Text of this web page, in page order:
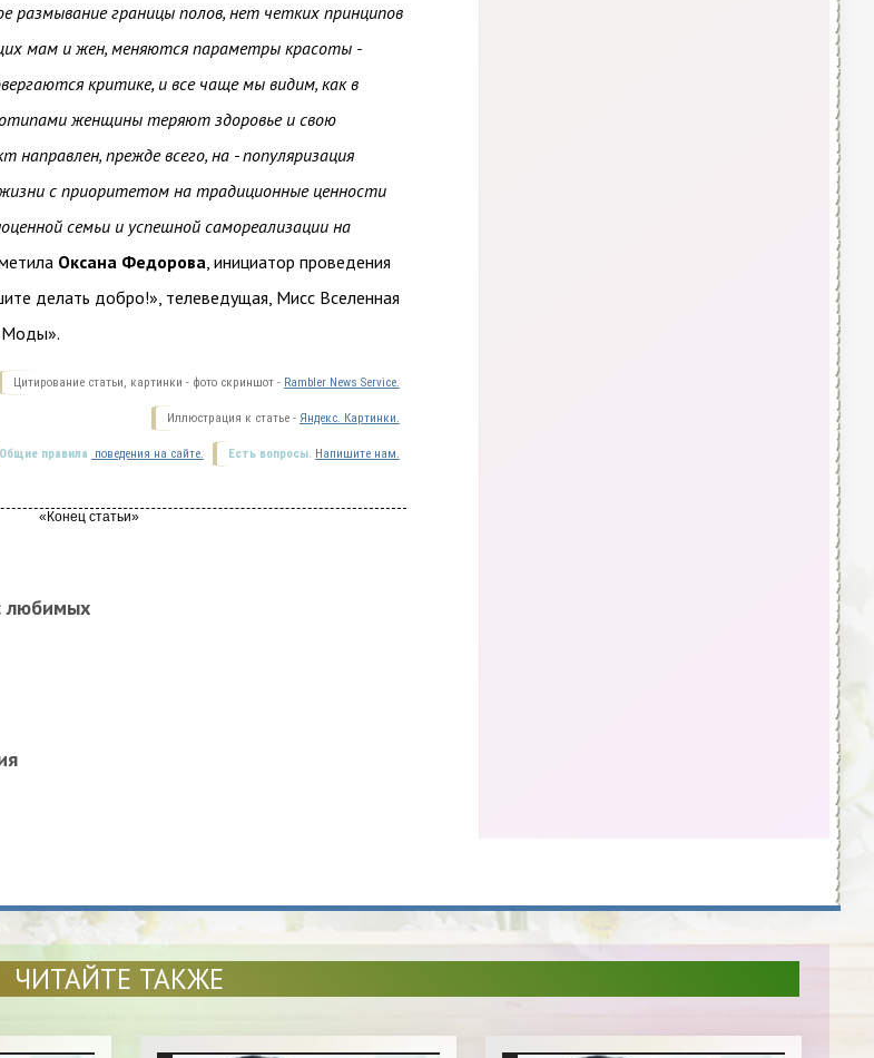
размывание границы полов, нет четких принципов
мам и жен, меняются параметры красоты -
критике, и все чаще мы видим, как в
женщины теряют здоровье и свою
прежде всего, на - популяризация
с приоритетом на традиционные ценности
семьи и успешной самореализации на
Оксана Федорова, инициатор проведения
делать добро!», телеведущая, Мисс Вселенная
Моды».
Цитирование статьи, картинки - фото скриншот - Rambler News Service.
Иллюстрация к статье - Яндекс. Картинки.
Есть вопросы. Напишите нам.
Общие правила поведения на сайте.
любимых
ЧИТАЙТЕ ТАКЖЕ